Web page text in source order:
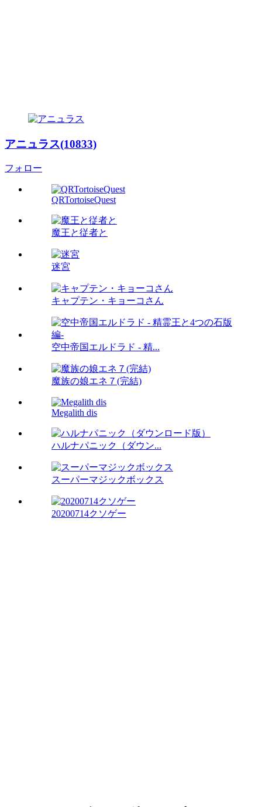
アニュラス(10833)
フォロー
QRTortoiseQuest
魔王と従者と
迷宮
キャプテン・キョーコさん
空中帝国エルドラド - 精...
魔族の娘エネ７(完結)
Megalith dis
ハルナパニック（ダウン...
スーパーマジックボックス
20200714クソゲー